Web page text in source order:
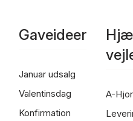
Gaveideer
Januar udsalg
Valentinsdag
Konfirmation
A-